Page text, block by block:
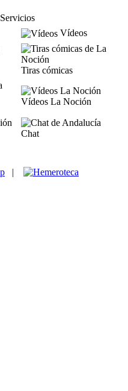
Servicios
Vídeos
Tiras cómicas
Vídeos La Noción
Chat
|